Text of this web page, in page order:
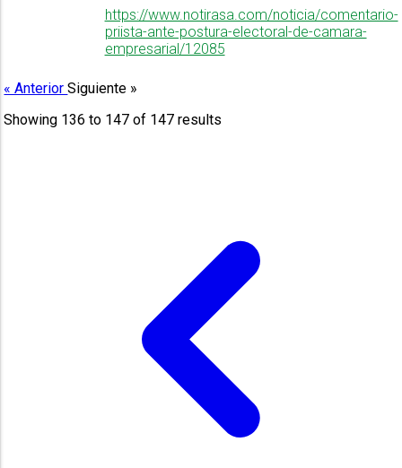
https://www.notirasa.com/noticia/comentario-
priista-ante-postura-electoral-de-camara-
empresarial/12085
« AnteriorSiguiente »
Showing 136 to 147 of 147 results